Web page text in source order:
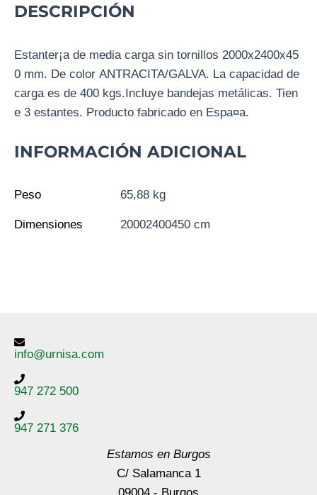
DESCRIPCIÓN
Estanter¡a de media carga sin tornillos 2000x2400x45
0 mm. De color ANTRACITA/GALVA. La capacidad de
carga es de 400 kgs.Incluye bandejas metálicas. Tien
e 3 estantes. Producto fabricado en Espa¤a.
INFORMACIÓN ADICIONAL
Peso 65,88 kg
Dimensiones 20002400450 cm
info@urnisa.com
947 272 500
947 271 376
Estamos en Burgos
C/ Salamanca 1